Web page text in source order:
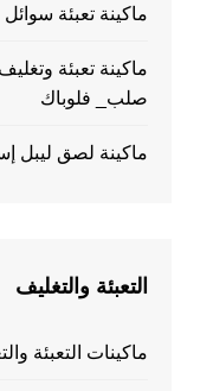
ماكينة تعبئة
ماكينة تعبئة
صلب_ فلوباك
ماكينة لصق ليبل
التعبئة والتغليف
ماكينات التعبئة